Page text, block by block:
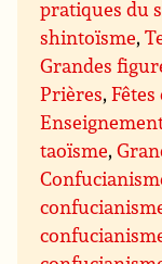
pratiques du
shintoïsme,
Grandes
Prières,
taoïsme,